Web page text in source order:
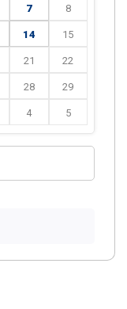
7 8
14 15
21 22
28 29
4 5